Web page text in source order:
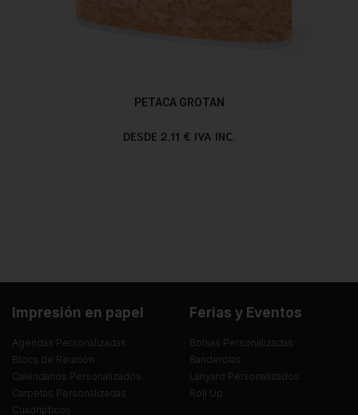
PETACA GROTAN
DESDE 2,11 € IVA INC.
Impresión en papel
Agendas Personalizadas
Blocs de Reunión
Calendarios Personalizados
Carpetas Personalizadas
Cuadrípticos
Ferias y Eventos
Bolsas Personalizadas
Banderolas
Lanyard Personalizados
Roll Up